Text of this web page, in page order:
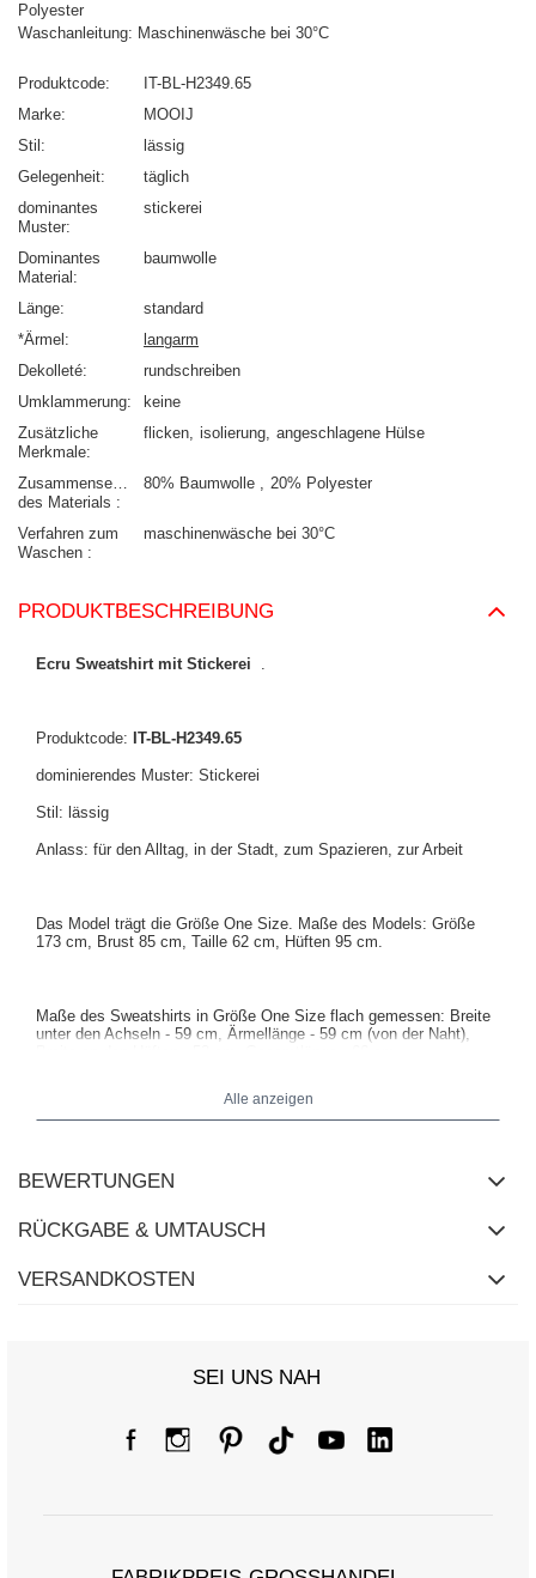
Polyester
Waschanleitung: Maschinenwäsche bei 30°C
Produktcode
IT-BL-H2349.65
Marke
MOOIJ
Stil
lässig
Gelegenheit
täglich
dominantes
Muster
stickerei
Dominantes
Material
baumwolle
Länge
standard
*Ärmel
langarm
Dekolleté
rundschreiben
Umklammerung
keine
Zusätzliche
Merkmale
flicken isolierung angeschlagene Hülse
Zusammensetzung
des Materials
80% Baumwolle 20% Polyester
Verfahren zum
Waschen
maschinenwäsche bei 30°C
PRODUKTBESCHREIBUNG
Ecru Sweatshirt mit Stickerei .
Produktcode: IT-BL-H2349.65
dominierendes Muster: Stickerei
Stil: lässig
Anlass: für den Alltag, in der Stadt, zum Spazieren, zur Arbeit
Das Model trägt die Größe One Size. Maße des Models: Größe
173 cm, Brust 85 cm, Taille 62 cm, Hüften 95 cm.
Maße des Sweatshirts in Größe One Size flach gemessen: Breite
unter den Achseln - 59 cm, Ärmellänge - 59 cm (von der Naht),
Alle anzeigen
BEWERTUNGEN
RÜCKGABE & UMTAUSCH
VERSANDKOSTEN
SEI UNS NAH